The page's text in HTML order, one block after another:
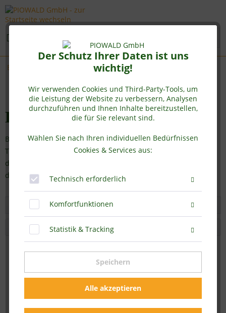
Der Schutz Ihrer Daten ist uns
wichtig!
Wir verwenden Cookies und Third-Party-Tools, um
die Leistung der Website zu verbessern, Analysen
durchzuführen und Ihnen Inhalte bereitzustellen,
die für Sie relevant sind.
Wählen Sie nach Ihren individuellen Bedürfnissen
Cookies & Services aus:
Technisch erforderlich
Komfortfunktionen
Statistik & Tracking
Speichern
Alle akzeptieren
Bio Traubenkernmehl
Bio Traubenkernmehl
Bio Traubenkernmehl wird bei der Herstellung von Bio
Traubenkernöl gewonnen. Für 1 kg Traubenkernmehl werden
die Kerne von ca. 50 Kg Trauben benötigt, die getrocknet und
dann auf...
mehr erfahren »